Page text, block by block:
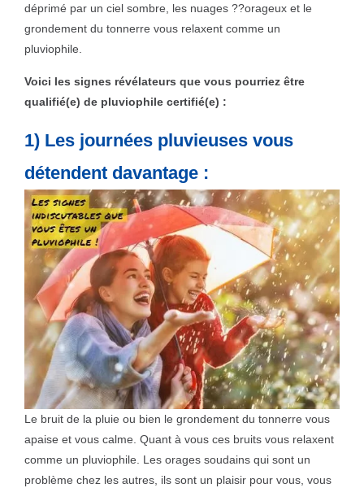
déprimé par un ciel sombre, les nuages ??orageux et le
grondement du tonnerre vous relaxent comme un
pluviophile.
Voici les signes révélateurs que vous pourriez être
qualifié(e) de pluviophile certifié(e) :
1) Les journées pluvieuses vous
détendent davantage :
Le bruit de la pluie ou bien le grondement du tonnerre vous
apaise et vous calme. Quant à vous ces bruits vous relaxent
comme un pluviophile. Les orages soudains qui sont un
problème chez les autres, ils sont un plaisir pour vous, vous